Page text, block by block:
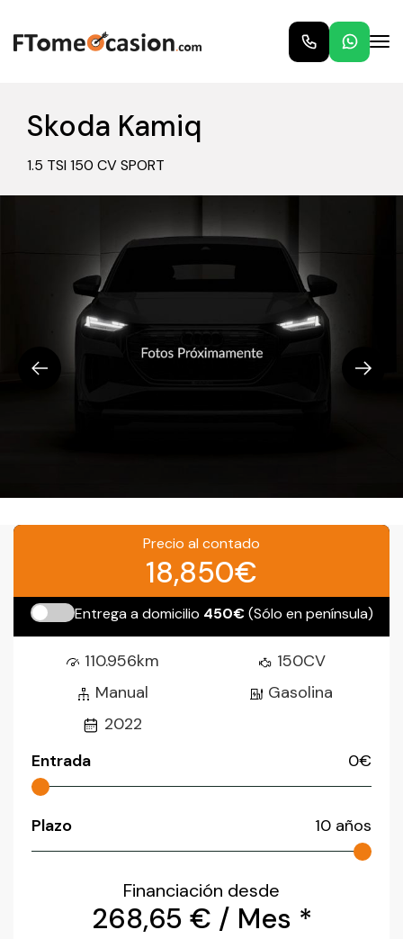
Skoda Kamiq
1.5 TSI 150 CV SPORT
Precio al contado
18,850€
Entrega a domicilio 450€(Sólo en península)
110.956km
150CV
Manual
Gasolina
2022
Entrada
0€
Plazo 10 años
Financiación desde
268,65 € / Mes *